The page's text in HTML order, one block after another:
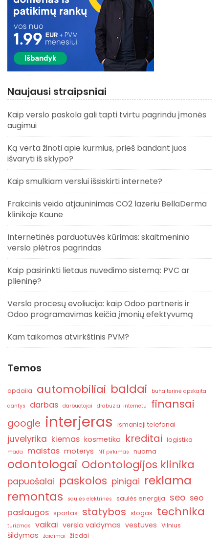
Naujausi straipsniai
Kaip verslo paskola gali tapti tvirtu pagrindu įmonės
augimui
Ką verta žinoti apie kurmius, prieš bandant juos
išvaryti iš sklypo?
Kaip smulkiam verslui išsiskirti internete?
Frakcinis veido atjauninimas CO2 lazeriu BellaDerma
klinikoje Kaune
Internetinės parduotuvės kūrimas: skaitmeninio
verslo plėtros pagrindas
Kaip pasirinkti lietaus nuvedimo sistemą: PVC ar
plieninę?
Verslo procesų evoliucija: kaip Odoo partneris ir
Odoo programavimas keičia įmonių efektyvumą
Kam taikomas atvirkštinis PVM?
Temos
apdaila automobiliai baldai
buhalterinė apskaita
dantys
darbas darbuotojai drabuziai internetu finansai
google interjeras ismanieji telefonai
juvelyrika kiemas kosmetika kreditai logistika
mada maistas moterys NT pirkimas nuoma
odontologai Odontologijos klinika
papuošalai paskolos pinigai reklama
remontas
saulės elektrinės saulės energija seo seo
paslaugos sportas statybos stogas technika
turizmas vaikai verslo valdymas vestuves Vilnius
šildymas žaidimai žiedai